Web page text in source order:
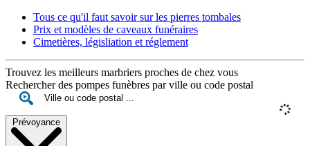
Tous ce qu'il faut savoir sur les pierres tombales
Prix et modèles de caveaux funéraires
Cimetières, législiation et réglement
Trouvez les meilleurs marbriers proches de chez vous
Rechercher des pompes funèbres par ville ou code postal
Prévoyance